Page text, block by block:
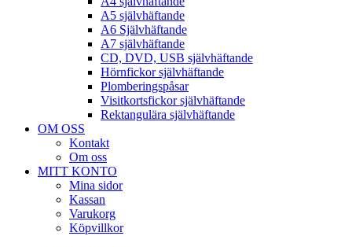
A5 självhäftande
A6 Självhäftande
A7 självhäftande
CD, DVD, USB självhäftande
Hörnfickor självhäftande
Plomberingspåsar
Visitkortsfickor självhäftande
Rektangulära självhäftande
OM OSS
Kontakt
Om oss
MITT KONTO
Mina sidor
Kassan
Varukorg
Köpvillkor